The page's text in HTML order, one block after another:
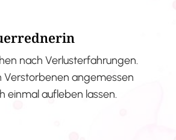
nach Verlusterfahrungen.
Verstorbenen angemessen
einmal aufleben lassen.